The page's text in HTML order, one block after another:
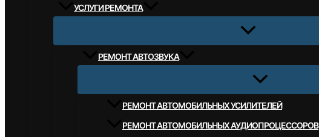
УСЛУГИ РЕМОНТА
РЕМОНТ АВТОЗВУКА
РЕМОНТ АВТОМОБИЛЬНЫХ УСИЛИТЕЛЕЙ
РЕМОНТ АВТОМОБИЛЬНЫХ АУДИОПРОЦЕССОРОВ